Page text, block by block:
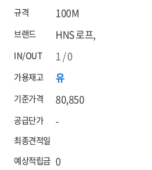
HNS 로프,
유
80,850
-
0
100M
1 / 0